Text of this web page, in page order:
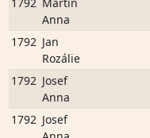
Anna
1792 Jan
Rozálie
1792 Josef
Anna
1792 Josef